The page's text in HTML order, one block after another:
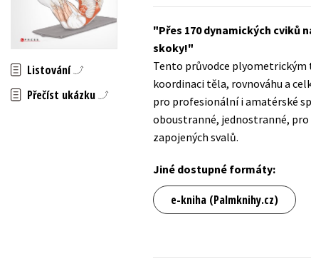
Auto - moto
Beletrie pro děti
Byznys a ekonomie
Jazyky
Kariéra a osobní rozvoj
Komiks
Listování
Přečíst ukázku
Přes 170 dynamických cviků
skoky!
Tento průvodce
koordinaci těla, rovnováhu a
pro profesionální i amatérské
oboustranné, jednostranné,
zapojených svalů.
Jiné dostupné formáty:
e-kniha (Palmknihy.cz)